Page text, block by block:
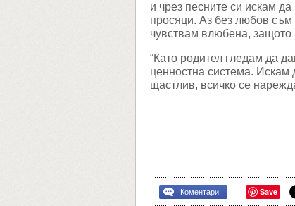
и чрез песните си искам
просяци. Аз без любов
чувствам влюбена,
“Като родител гледам да
ценностна система.
щастлив, всичко се
Коментари Save